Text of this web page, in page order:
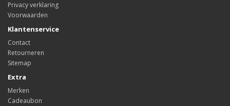
Privacy verklaring
Voorwaarden
Klantenservice
Contact
Retourneren
Sitemap
Extra
Merken
Cadeaubon